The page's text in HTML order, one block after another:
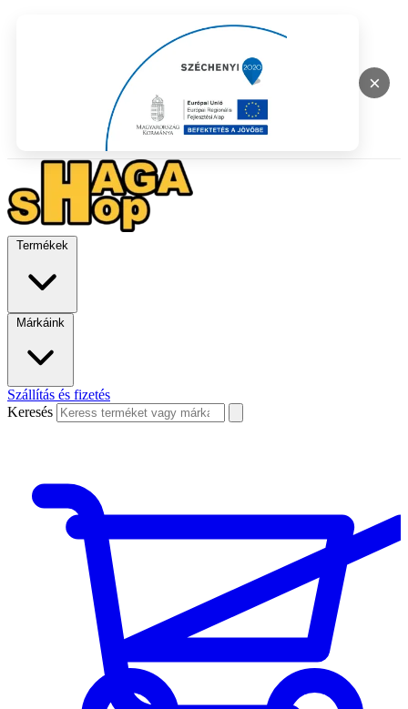
×
Termékek
Márkáink
Szállítás és fizetés
Keresés